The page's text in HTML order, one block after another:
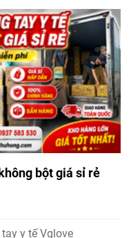
bột giá sỉ rẻ
y tế Vglove